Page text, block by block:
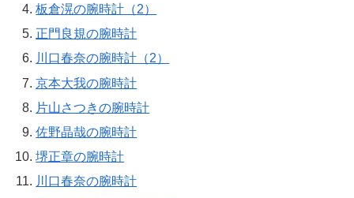
板倉滉の腕時計（2）
正門良規の腕時計
川口春奈の腕時計（2）
京本大我の腕時計
片山さつきの腕時計
佐野晶哉の腕時計
堺正章の腕時計
川口春奈の腕時計